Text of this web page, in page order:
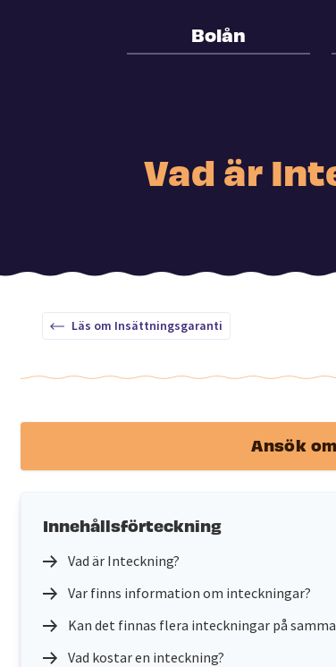
Bolån
Vad är
Läs om Insättningsgaranti
Ansök
Innehållsförteckning
Vad är Inteckning?
Var finns information om inteckningar?
Kan det finnas flera inteckningar på
Vad kostar en inteckning?